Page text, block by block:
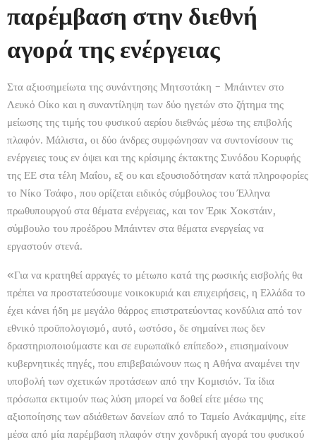
παρέμβαση στην διεθνή
αγορά της ενέργειας
Στα αξιοσημείωτα της συνάντησης Μητσοτάκη - Μπάιντεν στο
Λευκό Οίκο και η συναντίληψη των δύο ηγετών στο ζήτημα της
μείωσης της τιμής του φυσικού αερίου διεθνώς μέσω της επιβολής
πλαφόν. Μάλιστα, οι δύο άνδρες συμφώνησαν να συντονίσουν τις
ενέργειες τους εν όψει και της κρίσιμης έκτακτης Συνόδου Κορυφής
της ΕΕ στα τέλη Μαΐου, εξ ου και εξουσιοδότησαν κατά πληροφορίες
το Νίκο Τσάφο, που ορίζεται ειδικός σύμβουλος του Έλληνα
πρωθυπουργού στα θέματα ενέργειας, και τον Έρικ Χοκστάιν,
σύμβουλο του προέδρου Μπάιντεν στα θέματα ενεργείας να
εργαστούν στενά.
«Για να κρατηθεί αρραγές το μέτωπο κατά της ρωσικής εισβολής θα
πρέπει να προστατεύσουμε νοικοκυριά και επιχειρήσεις, η Ελλάδα το
έχει κάνει ήδη με μεγάλο θάρρος επιστρατεύοντας κονδύλια από τον
εθνικό προϋπολογισμό, αυτό, ωστόσο, δε σημαίνει πως δεν
δραστηριοποιούμαστε και σε ευρωπαϊκό επίπεδο», επισημαίνουν
κυβερνητικές πηγές, που επιβεβαιώνουν πως η Αθήνα αναμένει την
υποβολή των σχετικών προτάσεων από την Κομισιόν. Τα ίδια
πρόσωπα εκτιμούν πως λύση μπορεί να δοθεί είτε μέσω της
αξιοποίησης των αδιάθετων δανείων από το Ταμείο Ανάκαμψης, είτε
μέσα από μία παρέμβαση πλαφόν στην χονδρική αγορά του φυσικού